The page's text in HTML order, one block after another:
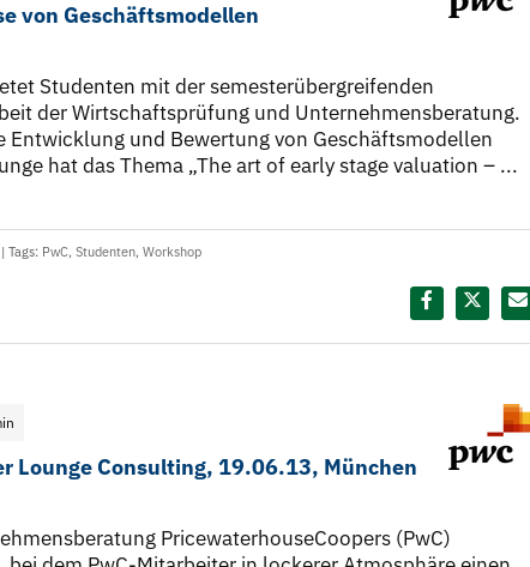
von Geschäftsmodellen
Studenten mit der semesterübergreifenden
der Wirtschaftsprüfung und Unternehmensberatung.
Entwicklung und Bewertung von Geschäftsmodellen
hat das Thema „The art of early stage valuation – ...
| Tags: PwC, Studenten, Workshop
Lounge Consulting, 19.06.13, München
PricewaterhouseCoopers (PwC)